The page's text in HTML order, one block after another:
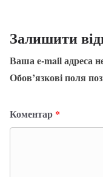
Залишити
Ваша e-mail адреса
Обов’язкові поля
Коментар *